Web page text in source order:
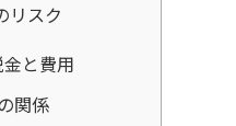
リスク
と費用
関係